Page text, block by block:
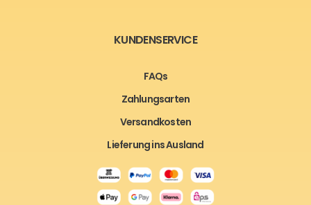
KUNDENSERVICE
FAQs
Zahlungsarten
Versandkosten
Lieferung ins Ausland